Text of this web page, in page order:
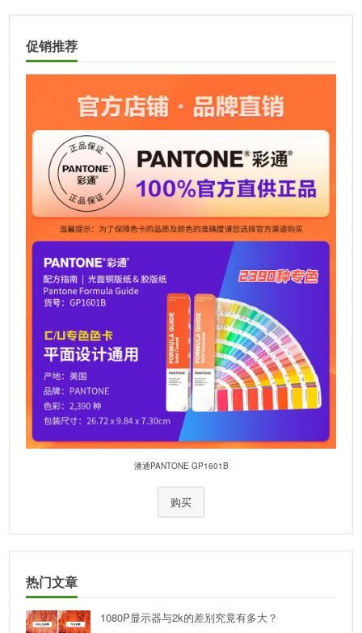
l
促销推荐
潘通PANTONE GP1601B
购买
热门文章
1080P显示器与2k的差别究竟有多大？